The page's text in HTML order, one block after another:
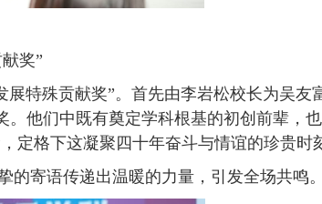
奖”
展特殊贡献奖”。首先由李岩松校长为吴友
。他们中既有奠定学科根基的初创前辈，
定格下这凝聚四十年奋斗与情谊的珍贵时
寄语传递出温暖的力量，引发全场共鸣。